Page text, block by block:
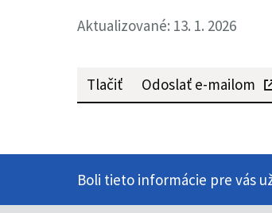
Aktualizované: 13. 1. 2026
Tlačiť Odoslať e-mailom
Boli tieto informácie pre vás